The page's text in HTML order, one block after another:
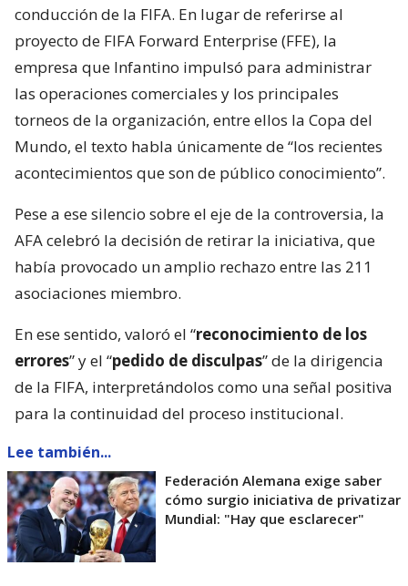
conducción de la FIFA. En lugar de referirse al
proyecto de FIFA Forward Enterprise (FFE), la
empresa que Infantino impulsó para administrar
las operaciones comerciales y los principales
torneos de la organización, entre ellos la Copa del
Mundo, el texto habla únicamente de “los recientes
acontecimientos que son de público conocimiento”.
Pese a ese silencio sobre el eje de la controversia, la
AFA celebró la decisión de retirar la iniciativa, que
había provocado un amplio rechazo entre las 211
asociaciones miembro.
En ese sentido, valoró el “reconocimiento de los
errores” y el “pedido de disculpas” de la dirigencia
de la FIFA, interpretándolos como una señal positiva
para la continuidad del proceso institucional.
Lee también...
Federación Alemana exige saber
cómo surgio iniciativa de privatizar
Mundial: "Hay que esclarecer"